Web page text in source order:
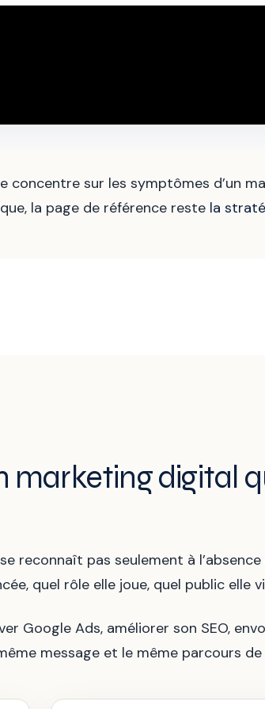
concentre sur les symptômes d’un
la page de référence reste la
marketing digital
reconnaît pas seulement à
quel rôle elle joue, quel public elle
Google Ads, améliorer son SEO,
message et le même parcours